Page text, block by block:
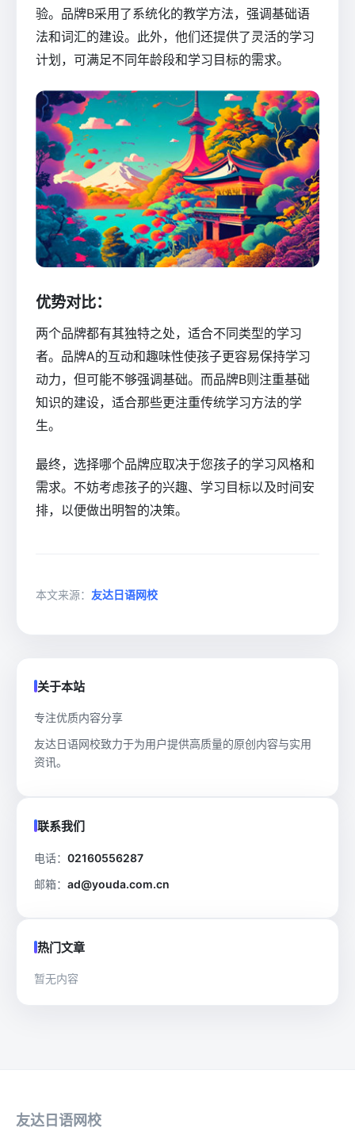
验。品牌B采用了系统化的教学方法，强调基础语
法和词汇的建设。此外，他们还提供了灵活的学习
计划，可满足不同年龄段和学习目标的需求。
优势对比：
两个品牌都有其独特之处，适合不同类型的学习
者。品牌A的互动和趣味性使孩子更容易保持学习
动力，但可能不够强调基础。而品牌B则注重基础
知识的建设，适合那些更注重传统学习方法的学
生。
最终，选择哪个品牌应取决于您孩子的学习风格和
需求。不妨考虑孩子的兴趣、学习目标以及时间安
排，以便做出明智的决策。
本文来源： 友达日语网校
关于本站
专注优质内容分享
友达日语网校致力于为用户提供高质量的原创内容与实用
资讯。
联系我们
电话： 02160556287
邮箱： ad@youda.com.cn
热门文章
暂无内容
友达日语网校